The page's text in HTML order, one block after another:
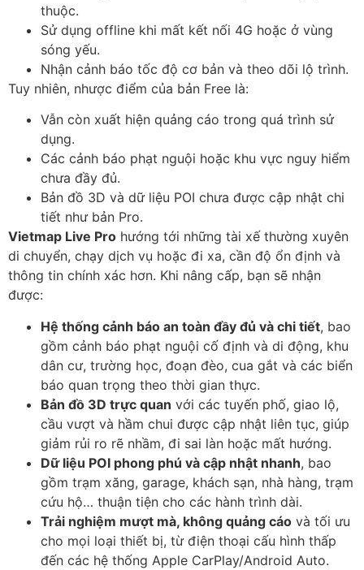
thuộc.
Sử dụng offline khi mất kết nối 4G hoặc ở vùng
sóng yếu.
Nhận cảnh báo tốc độ cơ bản và theo dõi lộ trình.
Tuy nhiên, nhược điểm của bản Free là:
Vẫn còn xuất hiện quảng cáo trong quá trình sử
dụng.
Các cảnh báo phạt nguội hoặc khu vực nguy hiểm
chưa đầy đủ.
Bản đồ 3D và dữ liệu POI chưa được cập nhật chi
tiết như bản Pro.
Vietmap Live Pro hướng tới những tài xế thường xuyên
di chuyển, chạy dịch vụ hoặc đi xa, cần độ ổn định và
thông tin chính xác hơn. Khi nâng cấp, bạn sẽ nhận
được:
Hệ thống cảnh báo an toàn đầy đủ và chi tiết, bao
gồm cảnh báo phạt nguội cố định và di động, khu
dân cư, trường học, đoạn đèo, cua gắt và các biển
báo quan trọng theo thời gian thực.
Bản đồ 3D trực quan với các tuyến phố, giao lộ,
cầu vượt và hầm chui được cập nhật liên tục, giúp
giảm rủi ro rẽ nhầm, đi sai làn hoặc mất hướng.
Dữ liệu POI phong phú và cập nhật nhanh, bao
gồm trạm xăng, garage, khách sạn, nhà hàng, trạm
cứu hộ… thuận tiện cho các hành trình dài.
Trải nghiệm mượt mà, không quảng cáo và tối ưu
cho mọi loại thiết bị, từ điện thoại cấu hình thấp
đến các hệ thống Apple CarPlay/Android Auto.